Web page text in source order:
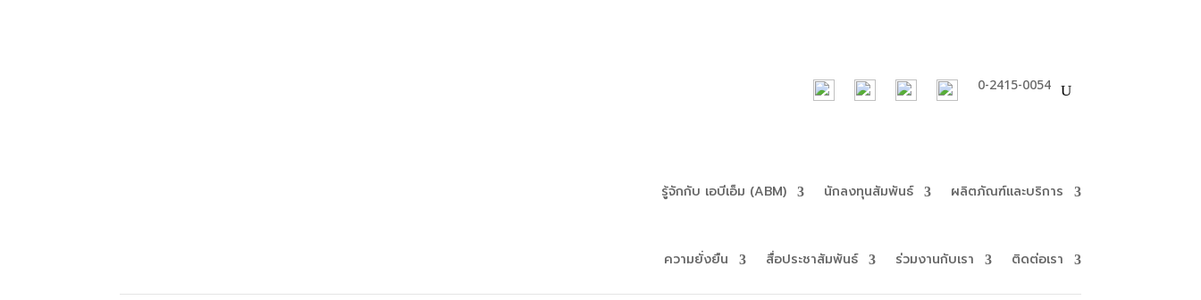
0-2415-0054
รู้จักกับ เอบีเอ็ม (ABM) นักลงทุนสัมพันธ์ ผลิตภัณฑ์และบริการ
ความยั่งยืน สื่อประชาสัมพันธ์ ร่วมงานกับเรา ติดต่อเรา